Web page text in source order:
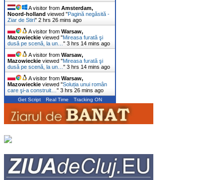
A visitor from Amsterdam,
Noord-holland viewed "Pagină negăsită -
Ziar de Stiri" 2 hrs 26 mins ago
A visitor from Warsaw,
Mazowieckie viewed "Mireasa furată şi
dusă pe scenă, la un… " 3 hrs 14 mins ago
A visitor from Warsaw,
Mazowieckie viewed "Mireasa furată şi
dusă pe scenă, la un… " 3 hrs 14 mins ago
A visitor from Warsaw,
Mazowieckie viewed "Soluția unui român
care şi-a construit… " 3 hrs 26 mins ago
Get Script Real Time Tracking ON